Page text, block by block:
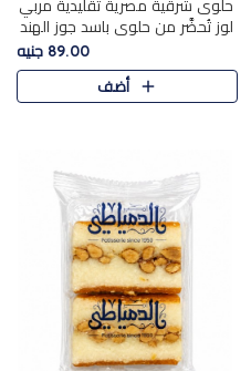
حلوى شرقية مصرية تقليدية مربي
لوز تُحضَّر من حلوى باسد جوز الهند
بقوام طري ومذاق غني، وتُزين
وتغطاه بقطع اللوز الفاخر التي
تضيف لمسة مميزة م..
89.00 جنيه
أضف